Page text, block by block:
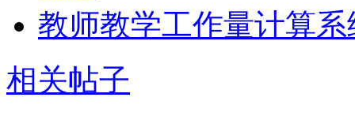
教师教学工作量计算
相关帖子